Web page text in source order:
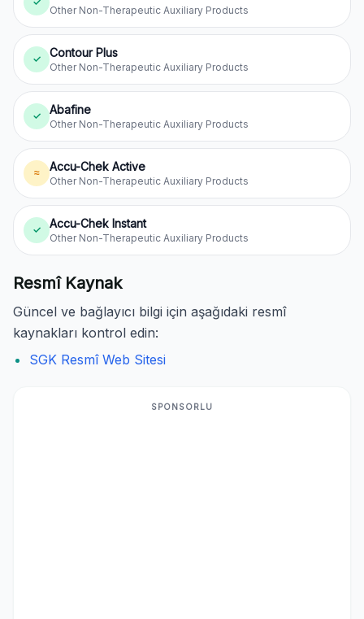
Other Non-Therapeutic Auxiliary Products
✓ Contour Plus
Other Non-Therapeutic Auxiliary Products
✓ Abafine
Other Non-Therapeutic Auxiliary Products
≈ Accu-Chek Active
Other Non-Therapeutic Auxiliary Products
✓ Accu-Chek Instant
Other Non-Therapeutic Auxiliary Products
Resmî Kaynak
Güncel ve bağlayıcı bilgi için aşağıdaki resmî
kaynakları kontrol edin:
SGK Resmî Web Sitesi
SPONSORLU